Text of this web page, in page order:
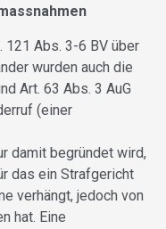
121 Abs. 3-6 BV über
wurden auch die
Art. 63 Abs. 3 AuG
(einer
damit begründet wird,
das ein Strafgericht
verhängt, jedoch von
hat. Eine